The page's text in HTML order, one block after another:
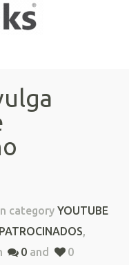
category YOUTUBE
,
0 and 0